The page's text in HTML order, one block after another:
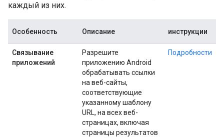
каждый из них.
Особенность Описание инструкции
Связывание
приложений
Разрешите
приложению Android
обрабатывать ссылки
на веб-сайты,
соответствующие
указанному шаблону
URL, на всех веб-
страницах, включая
страницы результатов
Подробности